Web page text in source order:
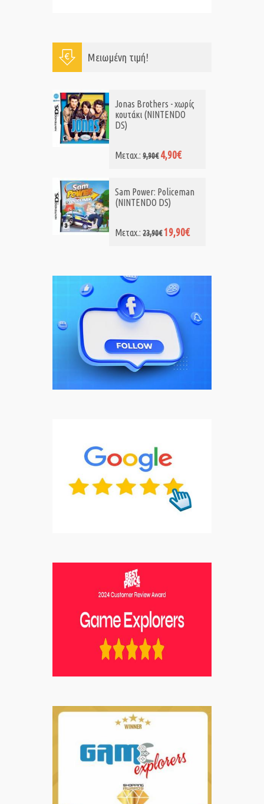
Μειωμένη τιμή!
Jonas Brothers - χωρίς
κουτάκι (NINTENDO
DS)
Μεταχ.:9,90€ 4,90€
Sam Power: Policeman
(NINTENDO DS)
Μεταχ.:23,90€ 19,90€